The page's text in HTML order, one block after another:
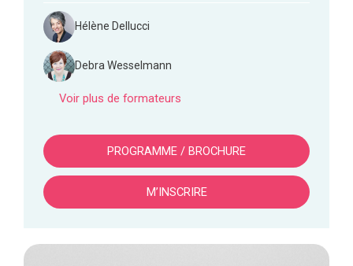
Hélène Dellucci
Debra Wesselmann
Voir plus de formateurs
PROGRAMME / BROCHURE
M’INSCRIRE